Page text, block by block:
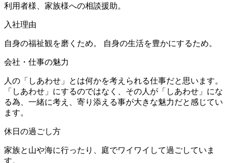
利用者様、家族様への相談援助。
入社理由
自身の福祉観を磨くため。 自身の生活を豊かにするため。
会社・仕事の魅力
人の「しあわせ」とは何かを考えられる仕事だと思います。
「しあわせ」にするのではなく、その人が「しあわせ」にな
る為、一緒に考え、寄り添える事が大きな魅力だと感じてい
ます。
休日の過ごし方
家族と山や海に行ったり、庭でワイワイして過ごしていま
す。